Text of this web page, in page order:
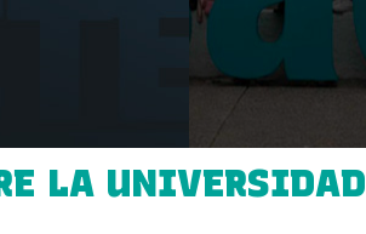
LA UNIVERSIDAD